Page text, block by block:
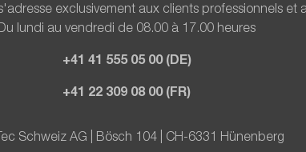
exclusivement aux clients professionnels et
lundi au vendredi de 08.00 à 17.00 heures
+41 41 555 05 00 (DE)
+41 22 309 08 00 (FR)
Schweiz AG | Bösch 104 | CH-6331 Hünenberg